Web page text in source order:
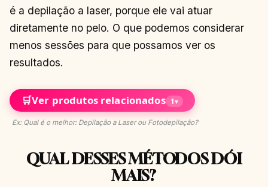
é a depilação a laser, porque ele vai atuar
diretamente no pelo. O que podemos considerar
menos sessões para que possamos ver os
resultados.
🛒Ver produtos relacionados 1▾
Ex: Qual é o melhor: Depilação a Laser ou Fotodepilação?
QUAL DESSES MÉTODOS DÓI
MAIS?